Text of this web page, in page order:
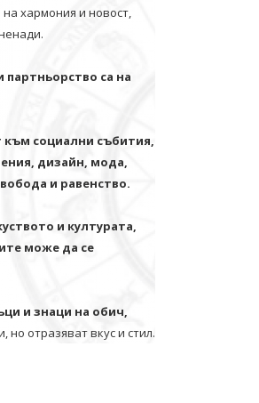
хармония и новост,
са на
към социални събития,
дизайн, мода,
и равенство.
и културата,
може да се
и знаци на обич,
но отразяват вкус и стил.